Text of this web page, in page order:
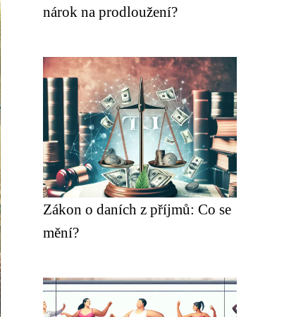
nárok na prodloužení?
Zákon o daních z příjmů: Co se
mění?